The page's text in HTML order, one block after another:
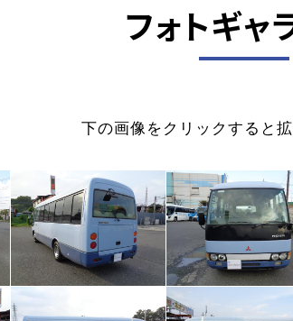
フォトギャ
下の画像をクリックすると